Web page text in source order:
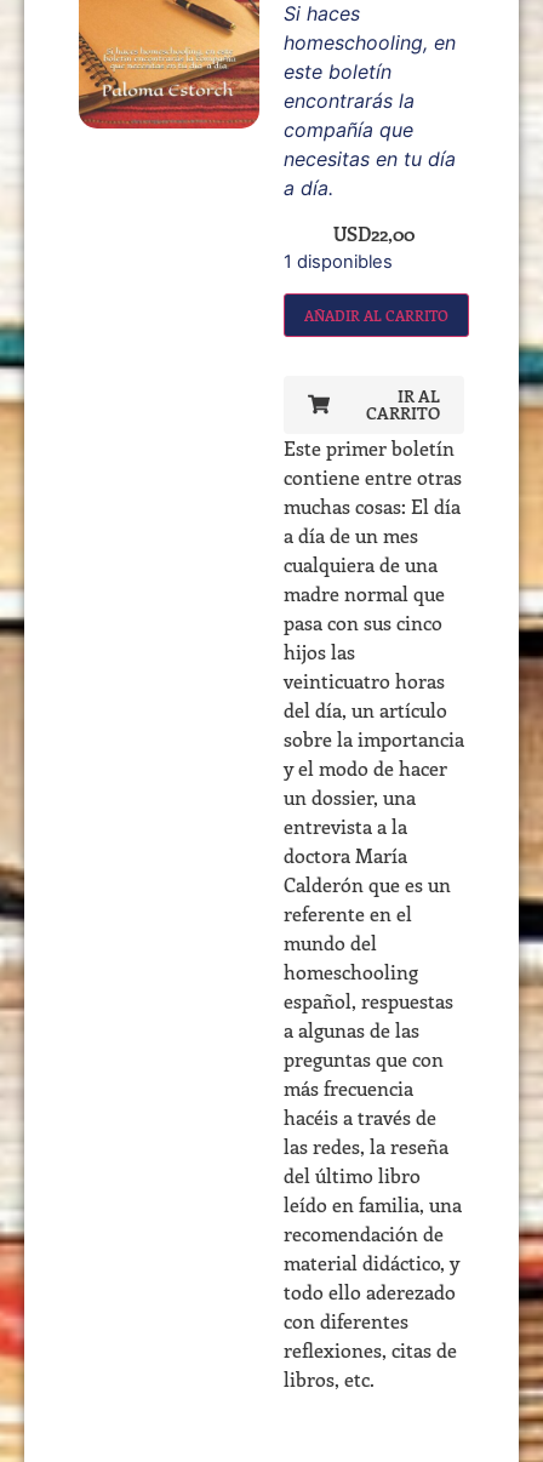
Si haces
homeschooling, en
este boletín
encontrarás la
compañía que
necesitas en tu día
a día.
USD22,00
1 disponibles
AÑADIR AL CARRITO
IR AL
CARRITO
Este primer boletín
contiene entre otras
muchas cosas: El día
a día de un mes
cualquiera de una
madre normal que
pasa con sus cinco
hijos las
veinticuatro horas
del día, un artículo
sobre la importancia
y el modo de hacer
un dossier, una
entrevista a la
doctora María
Calderón que es un
referente en el
mundo del
homeschooling
español, respuestas
a algunas de las
preguntas que con
más frecuencia
hacéis a través de
las redes, la reseña
del último libro
leído en familia, una
recomendación de
material didáctico, y
todo ello aderezado
con diferentes
reflexiones, citas de
libros, etc.